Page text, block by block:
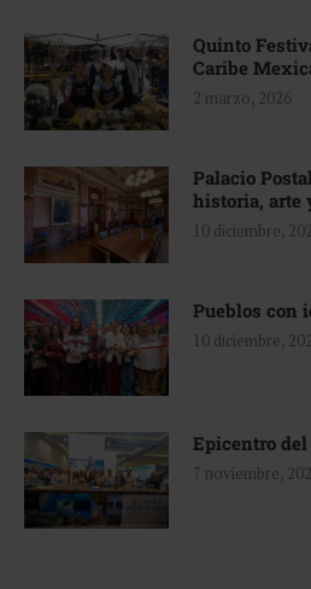
Quinto
Caribe
2 marzo, 2026
Palacio
historia, arte
10 diciembre,
Pueblos con
10 diciembre,
Epicentro
7 noviembre,